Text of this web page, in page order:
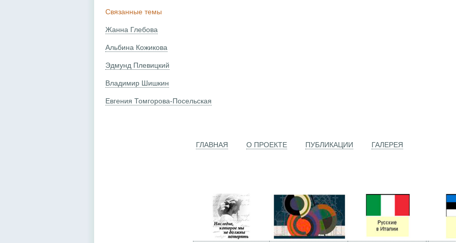
Связанные темы
Жанна Глебова
Альбина Кожикова
Эдмунд Плевицкий
Владимир Шишкин
Евгения Томгорова-Посельская
ГЛАВНАЯ О ПРОЕКТЕ ПУБЛИКАЦИИ ГАЛЕРЕЯ